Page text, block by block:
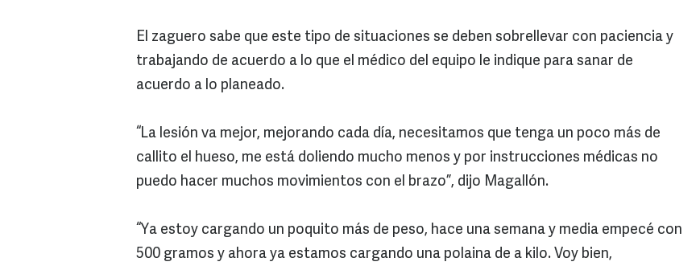
El zaguero sabe que este tipo de situaciones se deben sobrellevar con paciencia y
trabajando de acuerdo a lo que el médico del equipo le indique para sanar de
acuerdo a lo planeado.
“La lesión va mejor, mejorando cada día, necesitamos que tenga un poco más de
callito el hueso, me está doliendo mucho menos y por instrucciones médicas no
puedo hacer muchos movimientos con el brazo”, dijo Magallón.
“Ya estoy cargando un poquito más de peso, hace una semana y media empecé con
500 gramos y ahora ya estamos cargando una polaina de a kilo. Voy bien,